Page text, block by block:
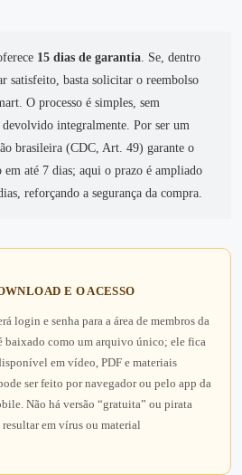
15 dias de garantia. Se, dentro
satisfeito, basta solicitar o reembolso
O processo é simples, sem
integralmente. Por ser um
brasileira (CDC, Art. 49) garante o
até 7 dias; aqui o prazo é ampliado
reforçando a segurança da compra.
E O ACESSO
login e senha para a área de membros da
baixado como um arquivo único; ele fica
em vídeo, PDF e materiais
ser feito por navegador ou pelo app da
Não há versão “gratuita” ou pirata
em vírus ou material